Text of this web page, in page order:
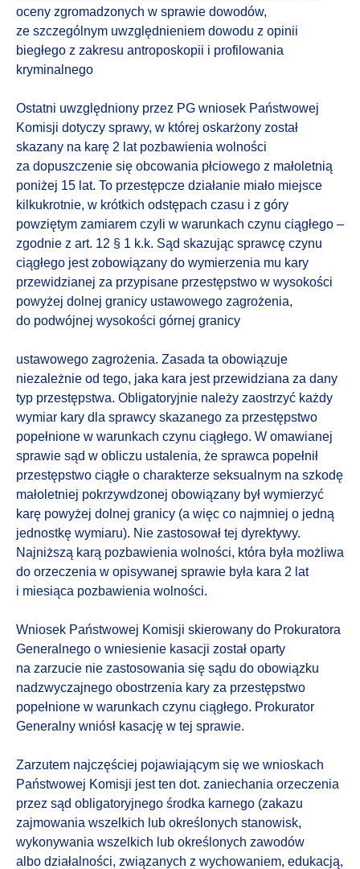
oceny zgromadzonych w sprawie dowodów,
ze szczególnym uwzględnieniem dowodu z opinii
biegłego z zakresu antroposkopii i profilowania
kryminalnego
Ostatni uwzględniony przez PG wniosek Państwowej
Komisji dotyczy sprawy, w której oskarżony został
skazany na karę 2 lat pozbawienia wolności
za dopuszczenie się obcowania płciowego z małoletnią
poniżej 15 lat. To przestępcze działanie miało miejsce
kilkukrotnie, w krótkich odstępach czasu i z góry
powziętym zamiarem czyli w warunkach czynu ciągłego –
zgodnie z art. 12 § 1 k.k. Sąd skazując sprawcę czynu
ciągłego jest zobowiązany do wymierzenia mu kary
przewidzianej za przypisane przestępstwo w wysokości
powyżej dolnej granicy ustawowego zagrożenia,
do podwójnej wysokości górnej granicy
ustawowego zagrożenia. Zasada ta obowiązuje
niezależnie od tego, jaka kara jest przewidziana za dany
typ przestępstwa. Obligatoryjnie należy zaostrzyć każdy
wymiar kary dla sprawcy skazanego za przestępstwo
popełnione w warunkach czynu ciągłego. W omawianej
sprawie sąd w obliczu ustalenia, że sprawca popełnił
przestępstwo ciągłe o charakterze seksualnym na szkodę
małoletniej pokrzywdzonej obowiązany był wymierzyć
karę powyżej dolnej granicy (a więc co najmniej o jedną
jednostkę wymiaru). Nie zastosował tej dyrektywy.
Najniższą karą pozbawienia wolności, która była możliwa
do orzeczenia w opisywanej sprawie była kara 2 lat
i miesiąca pozbawienia wolności.
Wniosek Państwowej Komisji skierowany do Prokuratora
Generalnego o wniesienie kasacji został oparty
na zarzucie nie zastosowania się sądu do obowiązku
nadzwyczajnego obostrzenia kary za przestępstwo
popełnione w warunkach czynu ciągłego. Prokurator
Generalny wniósł kasację w tej sprawie.
Zarzutem najczęściej pojawiającym się we wnioskach
Państwowej Komisji jest ten dot. zaniechania orzeczenia
przez sąd obligatoryjnego środka karnego (zakazu
zajmowania wszelkich lub określonych stanowisk,
wykonywania wszelkich lub określonych zawodów
albo działalności, związanych z wychowaniem, edukacją,